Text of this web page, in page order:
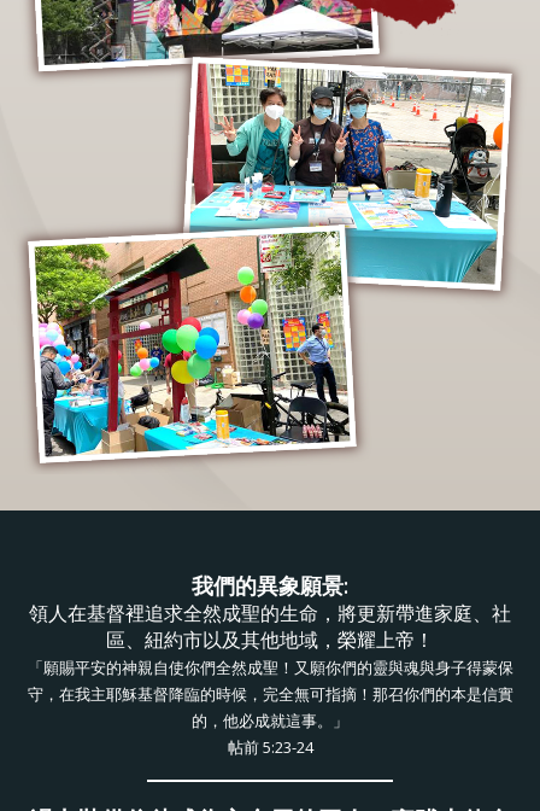
我們的異象願景:
領人在基督裡追求全然成聖的生命，將更新帶進家庭、社
區、紐約市以及其他地域，榮耀上帝！
「願賜平安的神親自使你們全然成聖！又願你們的靈與魂與身子得蒙保
守，在我主耶穌基督降臨的時候，完全無可指摘！那召你們的本是信實
的，他必成就這事。」
帖前 5:23-24